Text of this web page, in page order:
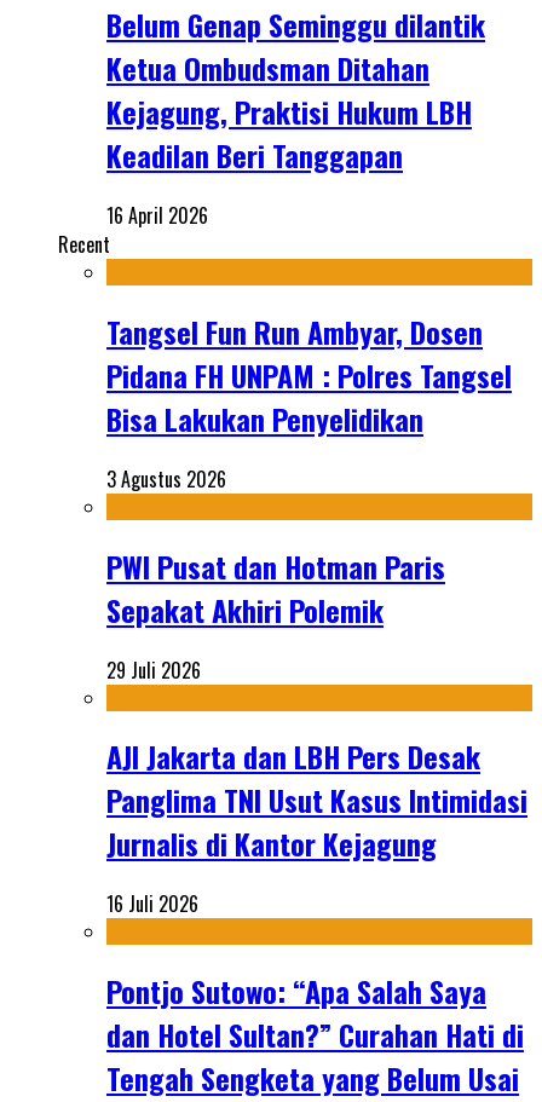
Belum Genap Seminggu dilantik
Ketua Ombudsman Ditahan
Kejagung, Praktisi Hukum LBH
Keadilan Beri Tanggapan
16 April 2026
Recent
Tangsel Fun Run Ambyar, Dosen
Pidana FH UNPAM : Polres Tangsel
Bisa Lakukan Penyelidikan
3 Agustus 2026
PWI Pusat dan Hotman Paris
Sepakat Akhiri Polemik
29 Juli 2026
AJI Jakarta dan LBH Pers Desak
Panglima TNI Usut Kasus Intimidasi
Jurnalis di Kantor Kejagung
16 Juli 2026
Pontjo Sutowo: “Apa Salah Saya
dan Hotel Sultan?” Curahan Hati di
Tengah Sengketa yang Belum Usai